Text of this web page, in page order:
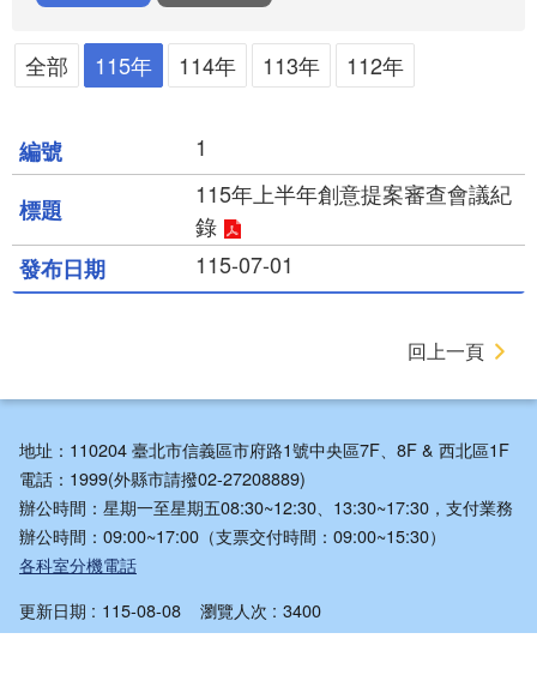
全部 115年 114年 113年 112年
1
115年上半年創意提案審查會議紀
錄
115-07-01
回上一頁
地址：110204 臺北市信義區市府路1號中央區7F、8F & 西北區1F
電話：1999(外縣市請撥02-27208889)
辦公時間：星期一至星期五08:30~12:30、13:30~17:30，支付業務
辦公時間：09:00~17:00（支票交付時間：09:00~15:30）
各科室分機電話
更新日期
115-08-08 瀏覽人次 3400